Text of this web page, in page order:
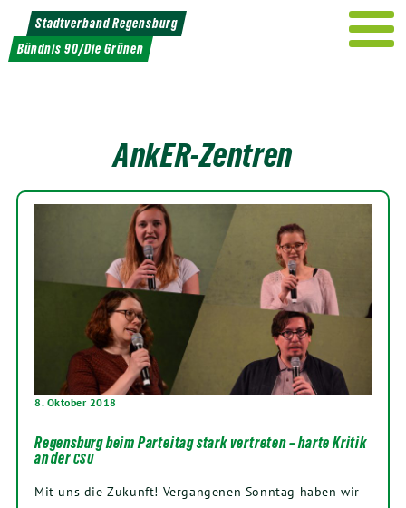
Weiter
zum
Inhalt
Stadtverband Regensburg
Bündnis 90/Die Grünen
AnkER-Zentren
8. Oktober 2018
Regensburg beim Parteitag stark vertreten – harte Kritik
an derCSU
Mit uns die Zukunft! Ver­gan­ge­nen Sonn­tag haben wir